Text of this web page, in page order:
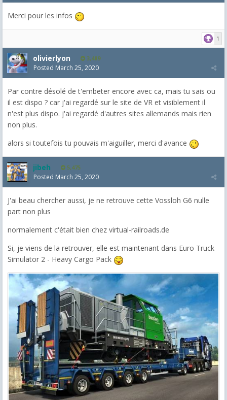
Merci pour les infos
1
olivierlyon 3,489
Posted March 25, 2020
Par contre désolé de t'embeter encore avec ca, mais tu sais ou
il est dispo ? car j'ai regardé sur le site de VR et visiblement il
n'est plus dispo. j'ai regardé d'autres sites allemands mais rien
non plus.
alors si toutefois tu pouvais m'aiguiller, merci d'avance
jibeh 5,475
Posted March 25, 2020
J'ai beau chercher aussi, je ne retrouve cette Vossloh G6 nulle
part non plus
normalement c'était bien chez virtual-railroads.de
Si, je viens de la retrouver, elle est maintenant dans Euro Truck
Simulator 2 - Heavy Cargo Pack